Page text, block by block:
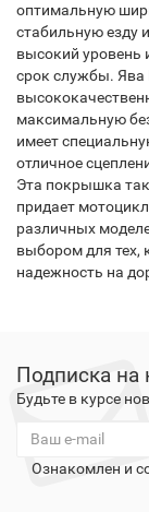
оптимальную
стабильную езду
высокий уровень
срок службы. Ява
максимальную
имеет
отличное
Эта покрышка
придает
различных
выбором для тех,
надежность на
Подписка на
Будьте в курсе
Ознакомлен и